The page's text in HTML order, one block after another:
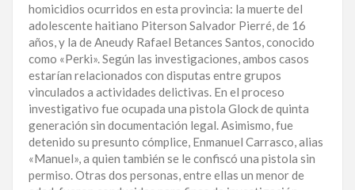
LA
ALTAGRACIA
PUERTO
PLATA
CONTÁCTENOS
homicidios ocurridos en esta provincia: la muerte del
adolescente haitiano Piterson Salvador Pierré, de 16
años, y la de Aneudy Rafael Betances Santos, conocido
como «Perki». Según las investigaciones, ambos casos
estarían relacionados con disputas entre grupos
vinculados a actividades delictivas. En el proceso
investigativo fue ocupada una pistola Glock de quinta
generación sin documentación legal. Asimismo, fue
detenido su presunto cómplice, Enmanuel Carrasco, alias
«Manuel», a quien también se le confiscó una pistola sin
permiso. Otras dos personas, entre ellas un menor de